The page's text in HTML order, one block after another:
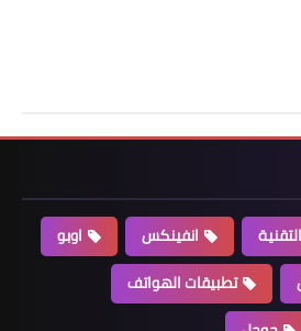
انفينكس
اوبو
تطبيقات الهواتف